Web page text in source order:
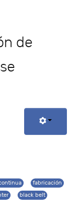
de
fabricación
black belt